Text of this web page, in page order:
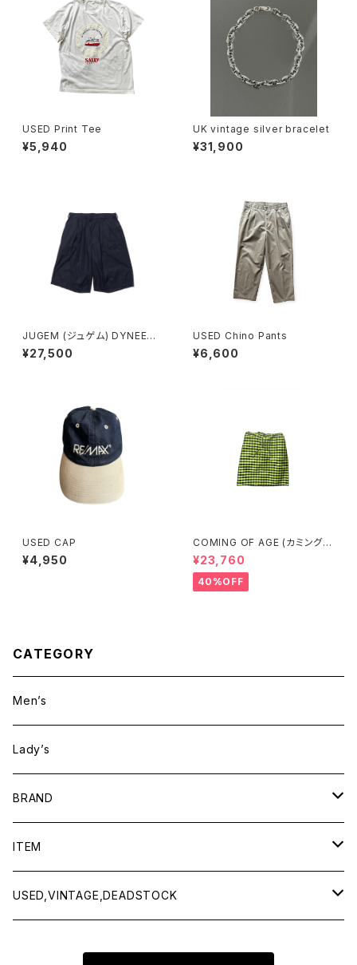
USED Print Tee
¥5,940
UK vintage silver bracelet
¥31,900
JUGEM (ジュゲム) DYNEEMA
GURUKHA SHORTS (NAVY)
¥27,500
USED Chino Pants
¥6,600
USED CAP
¥4,950
COMING OF AGE (カミングオ
ブエイジ) DRAWSTRING MID
I SKIRT（GINGHAM LIME/BL
ACK）
¥23,760
40%OFF
CATEGORY
Men’s
Lady’s
BRAND
BAICYCLON by bagjack
Baserange
ITEM
Men
USED,VINTAGE,DEADSTOCK